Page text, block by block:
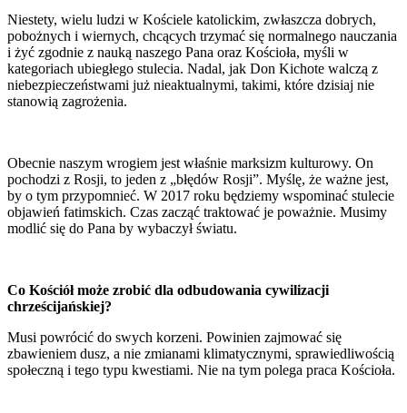
Niestety, wielu ludzi w Kościele katolickim, zwłaszcza dobrych,
pobożnych i wiernych, chcących trzymać się normalnego nauczania
i żyć zgodnie z nauką naszego Pana oraz Kościoła, myśli w
kategoriach ubiegłego stulecia. Nadal, jak Don Kichote walczą z
niebezpieczeństwami już nieaktualnymi, takimi, które dzisiaj nie
stanowią zagrożenia.
Obecnie naszym wrogiem jest właśnie marksizm kulturowy. On
pochodzi z Rosji, to jeden z „błędów Rosji”. Myślę, że ważne jest,
by o tym przypomnieć. W 2017 roku będziemy wspominać stulecie
objawień fatimskich. Czas zacząć traktować je poważnie. Musimy
modlić się do Pana by wybaczył światu.
Co Kościół może zrobić dla odbudowania cywilizacji
chrześcijańskiej?
Musi powrócić do swych korzeni. Powinien zajmować się
zbawieniem dusz, a nie zmianami klimatycznymi, sprawiedliwością
społeczną i tego typu kwestiami. Nie na tym polega praca Kościoła.